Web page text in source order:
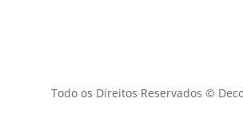
Todo os Direitos Reservados ©